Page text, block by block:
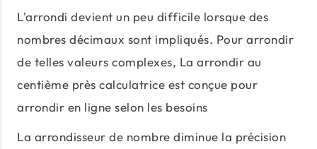
L'arrondi devient un peu difficile lorsque des
nombres décimaux sont impliqués. Pour arrondir
de telles valeurs complexes, La arrondir au
centième près calculatrice est conçue pour
arrondir en ligne selon les besoins
La arrondisseur de nombre diminue la précision